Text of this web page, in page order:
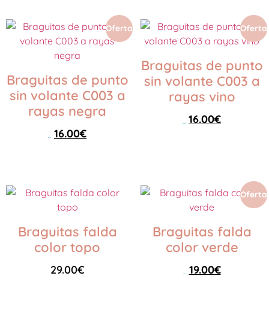
Oferta
Braguitas de punto
sin volante C003 a
rayas negra
16.00€
Oferta
Braguitas de punto
sin volante C003 a
rayas vino
16.00€
Braguitas falda
color topo
29.00€
Oferta
Braguitas falda
color verde
19.00€